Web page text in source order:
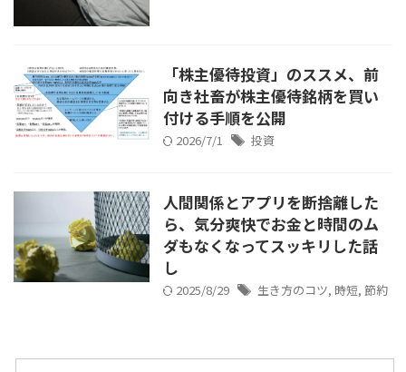
「株主優待投資」のススメ、前
向き社畜が株主優待銘柄を買い
付ける手順を公開
2026/7/1 投資
人間関係とアプリを断捨離した
ら、気分爽快でお金と時間のム
ダもなくなってスッキリした話
し
2025/8/29 生き方のコツ, 時短, 節約